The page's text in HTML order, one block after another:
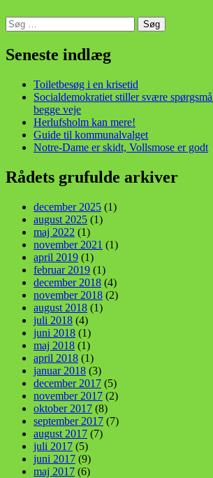
Søg
efter:
Seneste indlæg
Toiletbesøg i en krisetid
Socialdemokratiet stiller svære
begge veje
Herlufsholm kan mere!
Guide til kommunalvalget
Notre-Dame er skidt, Vollsmose er godt
Rådets grufulde arkiver
december 2025 (1)
august 2025 (1)
maj 2022 (1)
november 2021 (1)
april 2019 (1)
februar 2019 (1)
december 2018 (4)
november 2018 (2)
august 2018 (1)
juli 2018 (4)
juni 2018 (1)
maj 2018 (1)
april 2018 (1)
januar 2018 (3)
december 2017 (5)
november 2017 (2)
oktober 2017 (8)
september 2017 (7)
august 2017 (7)
juli 2017 (5)
juni 2017 (9)
maj 2017 (6)